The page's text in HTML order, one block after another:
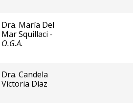
Dra. María Del
Mar Squillaci -
O.G.A.
Dra. Candela
Victoria Díaz